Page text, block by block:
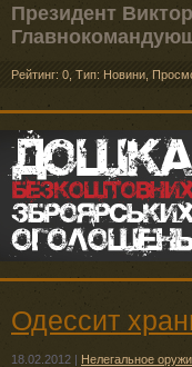
Президент
Рейтинг: 0 Тип: Новини
Одессит
18.02.2012 | Нелегальное